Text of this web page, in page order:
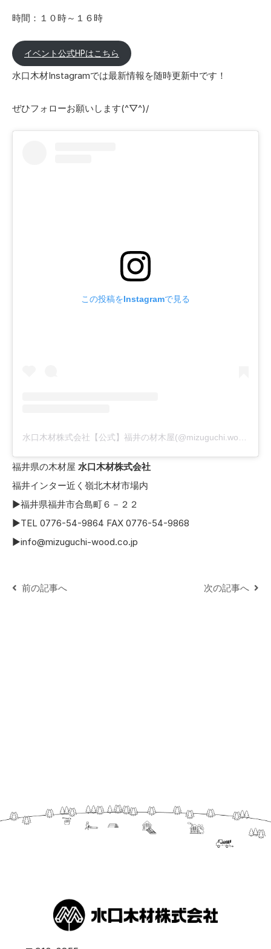
時間：１０時～１６時
イベント公式HPはこちら
水口木材Instagramでは最新情報を随時更新中です！
ぜひフォローお願いします(^▽^)/
この投稿をInstagramで見る
福井県の木材屋 水口木材株式会社
福井インター近く嶺北木材市場内
▶福井県福井市合島町６－２２
▶TEL 0776-54-9864 FAX 0776-54-9868
▶info@mizuguchi-wood.co.jp
前の記事へ 次の記事へ